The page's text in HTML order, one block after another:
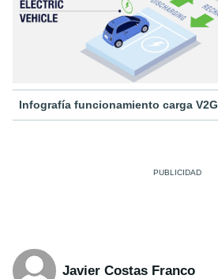
Infografía funcionamiento carga V2G
Javier Costas Franco